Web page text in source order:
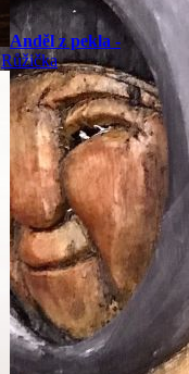
Anděl z pekla -
Růžička